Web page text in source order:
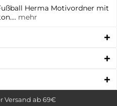
Herma Motivordner mit
mehr
Versand ab 69€